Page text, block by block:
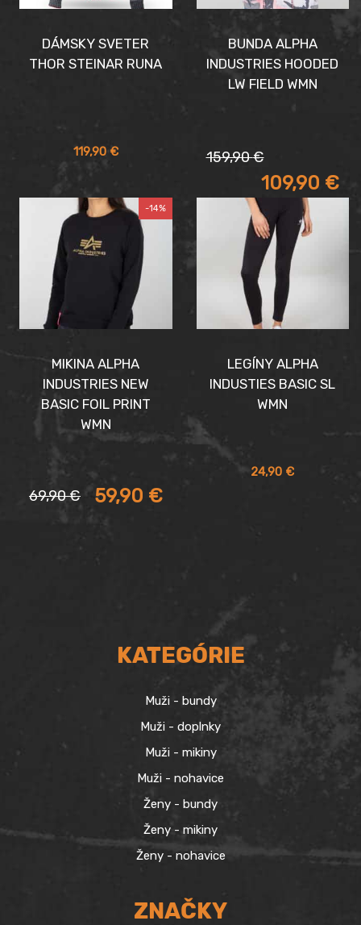
DÁMSKY SVETER
THOR STEINAR RUNA
119,90 €
BUNDA ALPHA
INDUSTRIES HOODED
LW FIELD WMN
159,90€
bola:
159,90 €.
109,90 €
je:
109,90 €.
-14%
MIKINA ALPHA
INDUSTRIES NEW
BASIC FOIL PRINT
WMN
69,90€
Pôvodná
cena
59,90 €
Aktuálna
cena
LEGÍNY ALPHA
INDUSTIES BASIC SL
WMN
24,90 €
KATEGÓRIE
Muži - bundy
Muži - doplnky
Muži - mikiny
Muži - nohavice
Ženy - bundy
Ženy - mikiny
Ženy - nohavice
ZNAČKY